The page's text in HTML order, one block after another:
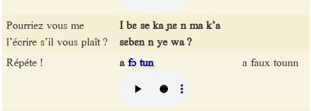
Pourriez vous me
l’écrire s’il vous plaît ?
I bɛ se ka ɲɛ n ma k’a
sɛbɛn n ye wa ?
Répéte !
afɔ tun a faux tounn